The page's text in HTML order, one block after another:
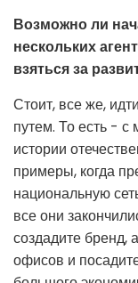
Возможно ли
нескольких
взяться за
Стоит, все же,
путем. То есть - с
истории
примеры, когда
национальную
все они
создадите бренд,
офисов и